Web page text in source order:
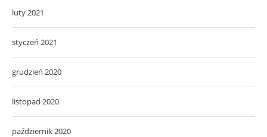
luty 2021
styczeń 2021
grudzień 2020
listopad 2020
październik 2020